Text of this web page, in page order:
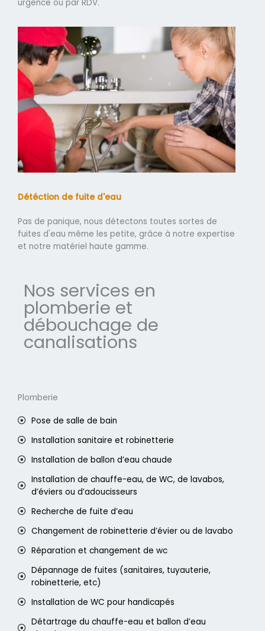
urgence ou par RDV.
Détéction de fuite d'eau
Pas de panique, nous détectons toutes sortes de
fuites d'eau même les petite, grâce à notre expertise
et notre matériel haute gamme.
Nos services en
plomberie et
débouchage de
canalisations
Plomberie
Pose de salle de bain
Installation sanitaire et robinetterie
Installation de ballon d’eau chaude
Installation de chauffe-eau, de WC, de lavabos,
d’éviers ou d’adoucisseurs
Recherche de fuite d’eau
Changement de robinetterie d’évier ou de lavabo
Réparation et changement de wc
Dépannage de fuites (sanitaires, tuyauterie,
robinetterie, etc)
Installation de WC pour handicapés
Détartrage du chauffe-eau et ballon d’eau